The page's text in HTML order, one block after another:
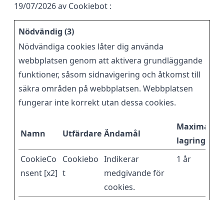
19/07/2026 av Cookiebot :
Nödvändig (3)
Nödvändiga cookies låter dig använda
webbplatsen genom att aktivera grundläggande
funktioner, såsom sidnavigering och åtkomst till
säkra områden på webbplatsen. Webbplatsen
fungerar inte korrekt utan dessa cookies.
Namn Utfärdare Ändamål
Maximal
lagringstid
CookieCo
nsent [x2]
Cookiebo
t
Indikerar
medgivande för
cookies.
1 år